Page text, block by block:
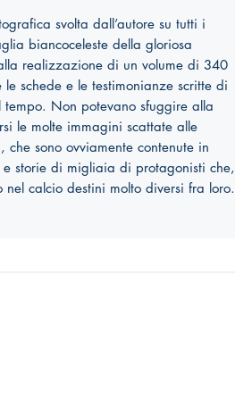
svolta dall’autore su tutti i
biancoceleste della gloriosa
realizzazione di un volume di 340
schede e le testimonianze scritte di
Non potevano sfuggire alla
le molte immagini scattate alle
sono ovviamente contenute in
e storie di migliaia di protagonisti che,
calcio destini molto diversi fra loro.